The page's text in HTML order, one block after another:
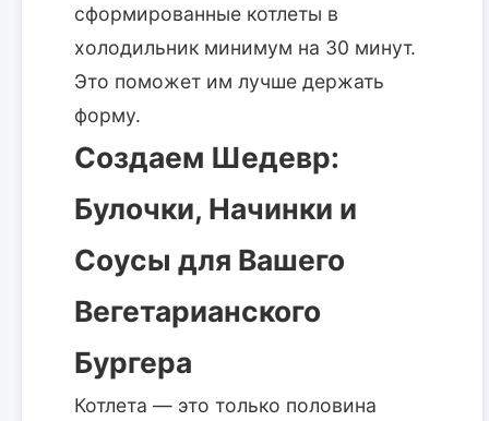
сформированные котлеты в
холодильник минимум на 30 минут.
Это поможет им лучше держать
форму.
Создаем Шедевр:
Булочки, Начинки и
Соусы для Вашего
Вегетарианского
Бургера
Котлета — это только половина